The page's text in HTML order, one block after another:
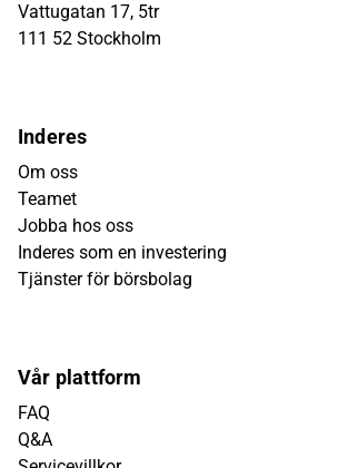
Vattugatan 17, 5tr
111 52 Stockholm
Inderes
Om oss
Teamet
Jobba hos oss
Inderes som en investering
Tjänster för börsbolag
Vår plattform
FAQ
Q&A